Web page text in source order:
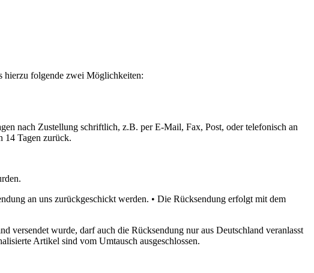
folgende zwei Möglichkeiten:
Zustellung schriftlich, z.B. per E-Mail, Fax, Post, oder telefonisch an
14 Tagen zurück.
an uns zurückgeschickt werden. • Die Rücksendung erfolgt mit dem
versendet wurde, darf auch die Rücksendung nur aus Deutschland veranlasst
Artikel sind vom Umtausch ausgeschlossen.